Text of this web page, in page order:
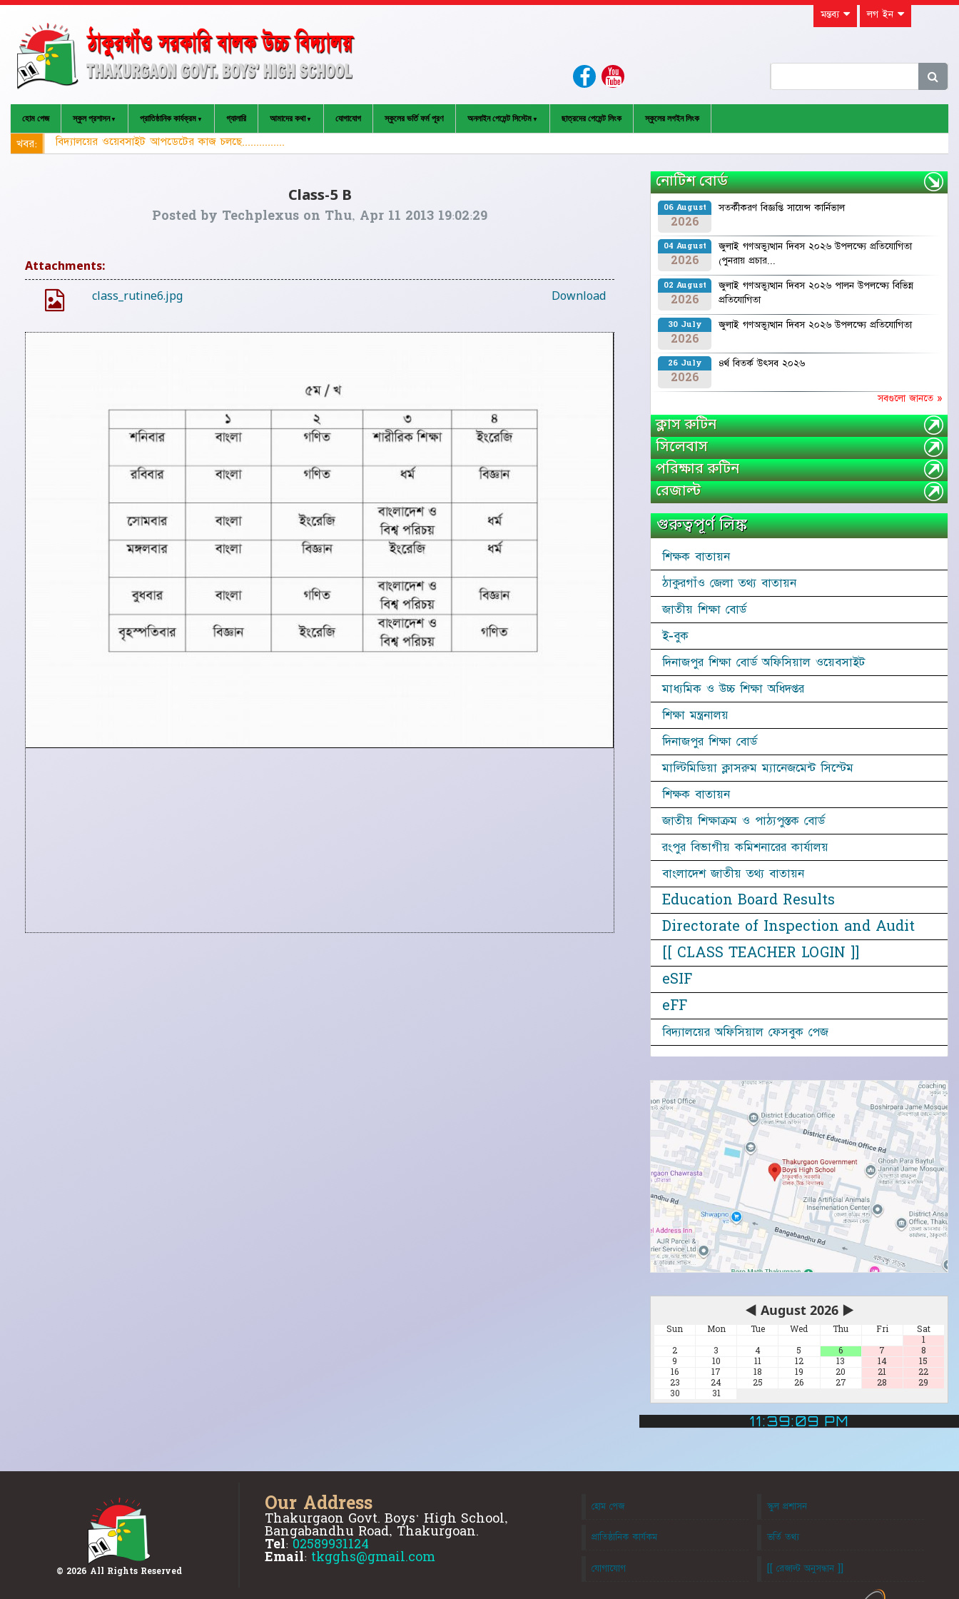
মন্তব্য লগ ইন
হোম পেজ স্কুল প্রশাসন প্রাতিষ্ঠানিক কার্যক্রম গ্যালারি আমাদের কথা যোগাযোগ স্কুলের ভর্তি ফর্ম পূরণ অনলাইন পেমেন্ট সিস্টেম ছাত্রদের পেমেন্ট লিংক স্কুলের লগইন লিংক
খবর: বিদ্যালয়ের ওয়েবসাইট আপডেটের কাজ চলছে...............
Class-5 B
Posted by Techplexus on Thu, Apr 11 2013 19:02:29
Attachments:
class_rutine6.jpg
Download
নোটিশ বোর্ড
06 August
2026
সতর্কীকরণ বিজ্ঞপ্তি ‍সায়েন্স কার্নিভাল
04 August
2026
জুলাই গণঅভ্যুত্থান দিবস ২০২৬ উপলক্ষ্যে প্রতিযোগিতা
(পুনরায় প্রচার...
02 August
2026
জুলাই গণঅভ্যুত্থান দিবস ২০২৬ পালন উপলক্ষ্যে বিভিন্ন
প্রতিযোগিতা
30 July
2026
জুলাই গণঅভ্যুত্থান দিবস ২০২৬ উপলক্ষ্যে প্রতিযোগিতা
26 July
2026
৪র্থ বিতর্ক উৎসব ২০২৬
সবগুলো জানতে »
ক্লাস রুটিন
সিলেবাস
পরিক্ষার রুটিন
রেজাল্ট
গুরুত্বপূর্ণ লিঙ্ক
শিক্ষক বাতায়ন
ঠাকুরগাঁও জেলা তথ্য বাতায়ন
জাতীয় শিক্ষা বোর্ড
ই-বুক
দিনাজপুর শিক্ষা বোর্ড অফিসিয়াল ওয়েবসাইট
মাধ্যমিক ও উচ্চ শিক্ষা অধিদপ্তর
শিক্ষা মন্ত্রনালয়
দিনাজপুর শিক্ষা বোর্ড
মাল্টিমিডিয়া ক্লাসরুম ম্যানেজমেন্ট সিস্টেম
শিক্ষক বাতায়ন
জাতীয় শিক্ষাক্রম ও পাঠ্যপুস্তক বোর্ড
রংপুর বিভাগীয় কমিশনারের কার্যালয়
বাংলাদেশ জাতীয় তথ্য বাতায়ন
Education Board Results
Directorate of Inspection and Audit
[[ CLASS TEACHER LOGIN ]]
eSIF
eFF
বিদ্যালয়ের অফিসিয়াল ফেসবুক পেজ
◀ August 2026 ▶
Sun Mon Tue Wed Thu Fri
Sat
1
2
3 4 5 6 7
8
9
10 11 12 13 14
15
16
17 18 19 20 21
22
23
24 25 26 27 28
29
30
31
11:39:09 PM
© 2026 All Rights Reserved
Our Address
Thakurgaon Govt. Boys' High School,
Bangabandhu Road, Thakurgoan.
Tel: 02589931124
Email: tkgghs@gmail.com
হোম পেজ স্কুল প্রশাসন
প্রাতিষ্ঠানিক কার্যকম ভর্তি তথ্য
যোগাযোগ [[ রেজাল্ট অনুসন্ধান ]]